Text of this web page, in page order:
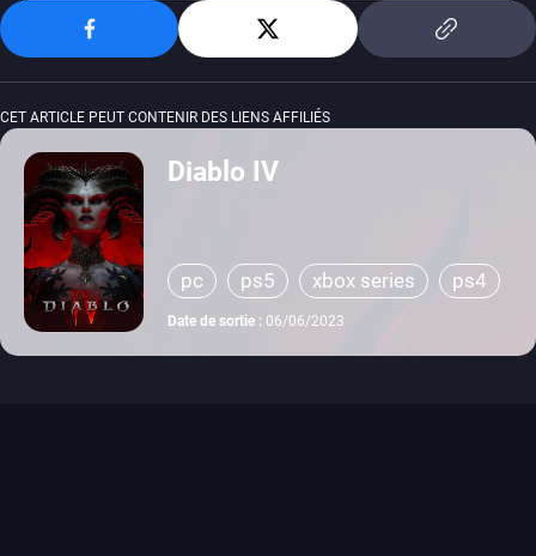
CET ARTICLE PEUT CONTENIR DES LIENS AFFILIÉS
Diablo IV
pc ps5 xbox series
ps4
xbox one
Date de sortie : 06/06/2023